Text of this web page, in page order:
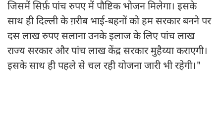
जिसमें सिर्फ़ पांच रुपए में पौष्टिक भोजन मिलेगा। इसके
साथ ही दिल्ली के ग़रीब भाई-बहनों को हम सरकार बनने पर
दस लाख रुपए सलाना उनके इलाज के लिए पांच लाख
राज्य सरकार और पांच लाख केंद्र सरकार मुहैय्या कराएगी।
इसके साथ ही पहले से चल रही योजना जारी भी रहेगी।"